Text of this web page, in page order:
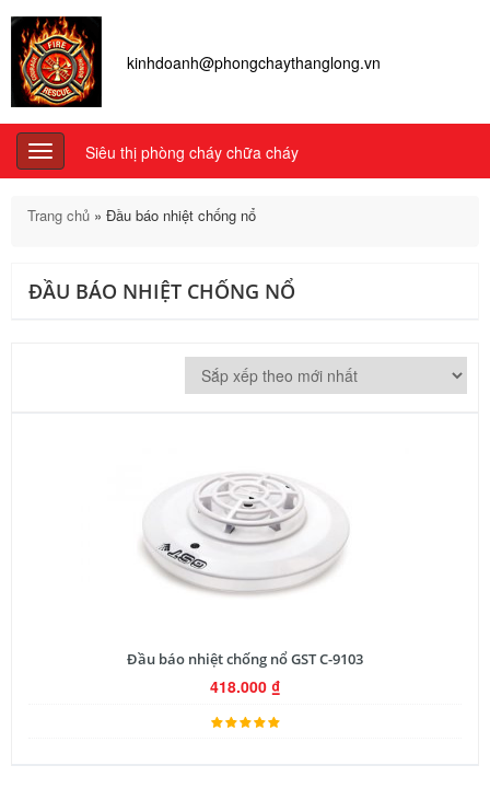
kinhdoanh@phongchaythanglong.vn
Toggle
navigation
Siêu thị phòng cháy chữa cháy
Trang chủ » Đầu báo nhiệt chống nổ
ĐẦU BÁO NHIỆT CHỐNG NỔ
Đầu báo nhiệt chống nổ GST C-9103
418.000 ₫